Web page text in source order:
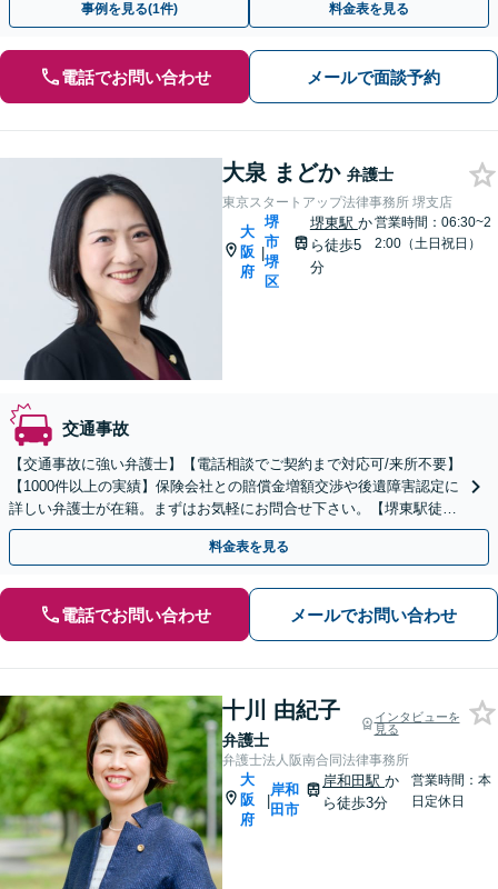
事例を見る(1件) 料金表を見る
電話でお問い合わせ メールで面談予約
大泉 まどか 弁護士
東京スタートアップ法律事務所 堺支店
大
阪
府
|
堺
市
堺
区
堺東駅 か
ら徒歩5
分
営業時間：06:30~2
2:00（土日祝日）
交通事故
【交通事故に強い弁護士】【電話相談でご契約まで対応可/来所不要】
【1000件以上の実績】保険会社との賠償金増額交渉や後遺障害認定に
詳しい弁護士が在籍。まずはお気軽にお問合せ下さい。【堺東駅徒歩
5分】
料金表を見る
電話でお問い合わせ メールでお問い合わせ
十川 由紀子
弁護士
インタビューを
見る
弁護士法人阪南合同法律事務所
大
阪
府
|
岸和
田市
岸和田駅か
ら徒歩3分
営業時間：本
日定休日